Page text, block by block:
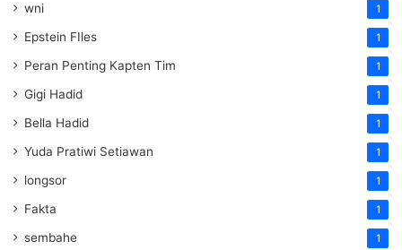
wni 1
Epstein FIles 1
Peran Penting Kapten Tim 1
Gigi Hadid 1
Bella Hadid 1
Yuda Pratiwi Setiawan 1
longsor 1
Fakta 1
sembahe 1